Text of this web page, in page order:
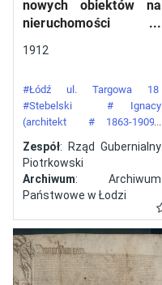
nowych obiektów na
nieruchomości
numerem 34 przy ulicy
Łodzi]
1912
#Łódź ul. Targowa 18
#Stebelski
# Ignacy
(architekt
# 1863-1909)
Zespół: Rząd Gubernialny
Piotrkowski
Archiwum: Archiwum
Państwowe w Łodzi